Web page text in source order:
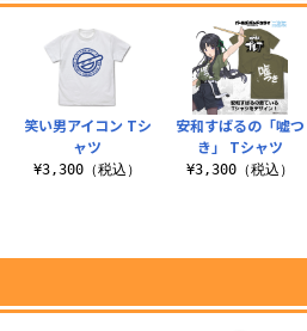
笑い男アイコン Tシ
ャツ
¥3,300（税込）
安和すばるの「嘘つ
き」 Tシャツ
¥3,300（税込）